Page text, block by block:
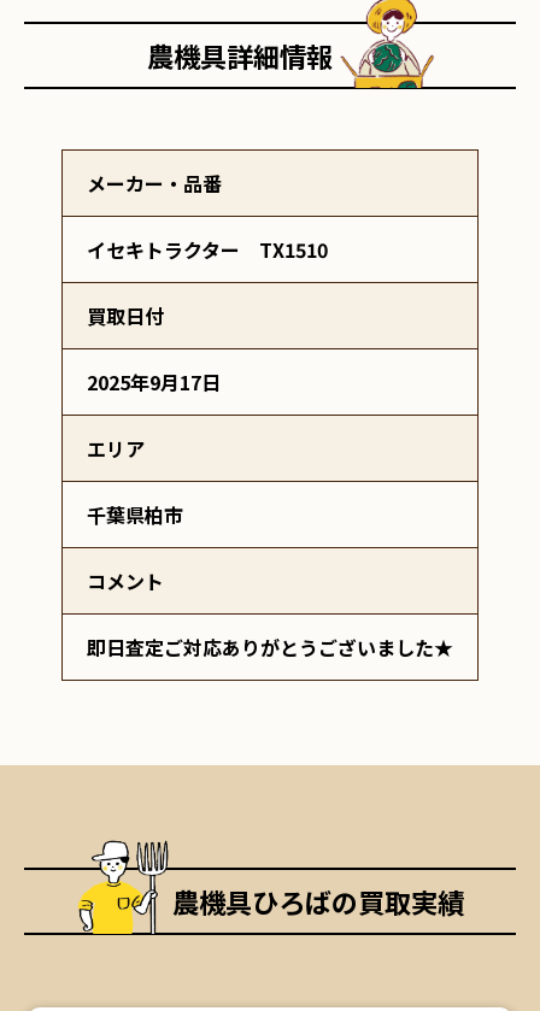
農機具詳細情報
メーカー・品番
イセキトラクター TX1510
買取日付
2025年9月17日
エリア
千葉県柏市
コメント
即日査定ご対応ありがとうございました★
農機具ひろばの買取実績